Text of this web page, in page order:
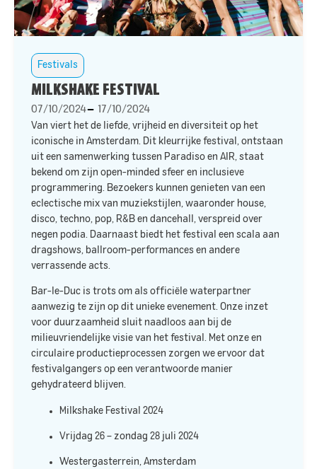
Festivals
MILKSHAKE FESTIVAL
07/10/2024 17/10/2024
Van viert het de liefde, vrijheid en diversiteit op het
iconische in Amsterdam. Dit kleurrijke festival, ontstaan
uit een samenwerking tussen Paradiso en AIR, staat
bekend om zijn open-minded sfeer en inclusieve
programmering. Bezoekers kunnen genieten van een
eclectische mix van muziekstijlen, waaronder house,
disco, techno, pop, R&B en dancehall, verspreid over
negen podia. Daarnaast biedt het festival een scala aan
dragshows, ballroom-performances en andere
verrassende acts. ​
Bar-le-Duc is trots om als officiële waterpartner
aanwezig te zijn op dit unieke evenement. Onze inzet
voor duurzaamheid sluit naadloos aan bij de
milieuvriendelijke visie van het festival. Met onze en
circulaire productieprocessen zorgen we ervoor dat
festivalgangers op een verantwoorde manier
gehydrateerd blijven.​
Milkshake Festival 2024
Vrijdag 26 – zondag 28 juli 2024
Westergasterrein, Amsterdam